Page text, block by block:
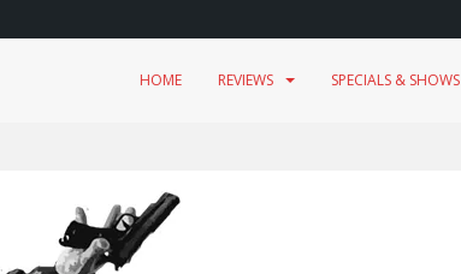
HOME REVIEWS SPECIALS & SHOWS